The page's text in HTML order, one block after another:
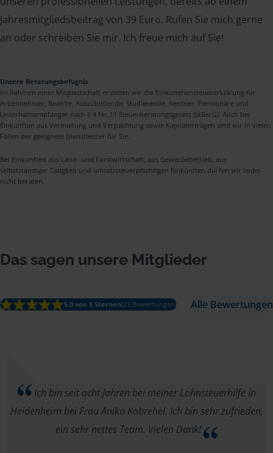
Jahresmitgliedsbeitrag von 39 Euro. Rufen Sie mich gerne
an oder schreiben Sie mir. Ich freue mich auf Sie!
Unsere Beratungsbefugnis
Im Rahmen einer Mitgliedschaft erstellen wir die Einkommensteuererklärung für
Arbeitnehmer, Beamte, Auszubildende, Studierende, Rentner, Pensionäre und
Unterhaltsempfänger nach § 4 Nr. 11 Steuerberatungsgesetz (StBerG). Auch bei
Einkünften aus Vermietung und Verpachtung sowie Kapitalerträgen sind wir in vielen
Fällen der geeignete Dienstleister für Sie.
Bei Einkünften aus Land- und Forstwirtschaft, aus Gewerbebetrieb, aus
selbstständiger Tätigkeit und umsatzsteuerpflichtigen Einkünften dürfen wir leider
nicht beraten.
Das sagen unsere Mitglieder
5.0 von 5 Sternen(23 Bewertungen) Alle Bewertungen
Ich bin seit acht Jahren bei meiner Lohnsteuerhilfe in
Heidenheim bei Frau Aniko Kobrehel. Ich bin sehr zufrieden,
ein sehr nettes Team. Vielen Dank!